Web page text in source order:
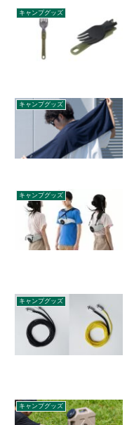
キャンプグッズ
キャンプグッズ
キャンプグッズ
キャンプグッズ
キャンプグッズ